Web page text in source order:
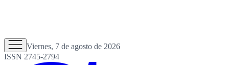
Viernes, 7 de agosto de 2026
ISSN 2745-2794